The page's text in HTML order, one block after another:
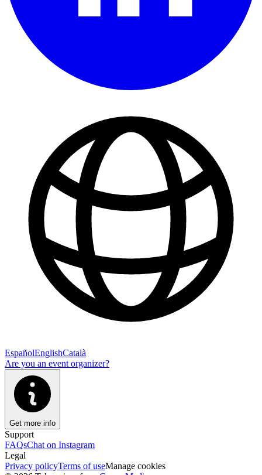
EspañolEnglishCatalà
Are you an event organizer?
Get more info
Support
FAQsChat on Instagram
Legal
Privacy policyTerms of useManage cookies